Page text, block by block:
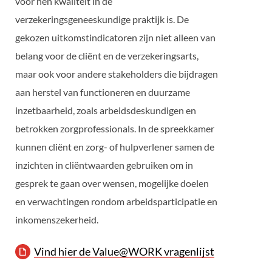
verzekeringsgeneeskundige praktijk is. De
gekozen uitkomstindicatoren zijn niet alleen van
belang voor de cliënt en de verzekeringsarts,
maar ook voor andere stakeholders die bijdragen
aan herstel van functioneren en duurzame
inzetbaarheid, zoals arbeidsdeskundigen en
betrokken zorgprofessionals. In de spreekkamer
kunnen cliënt en zorg- of hulpverlener samen de
inzichten in cliëntwaarden gebruiken om in
gesprek te gaan over wensen, mogelijke doelen
en verwachtingen rondom arbeidsparticipatie en
inkomenszekerheid.
Vind hier de Value@WORK vragenlijst